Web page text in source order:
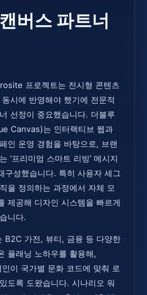
버스 파트너
프로젝트는 전시형 콘텐츠
시에 반영해야 했기에 전문적
선정이 중요했습니다. 더블루
Canvas)는 인터랙티브 웹과
인 운영 경험을 바탕으로, 브랜
‘프리미엄 스마트 리빙’ 메시지
구성했습니다. 특히 사용자 세그
을 정의하는 과정에서 자체 모
제공해 디자인 시스템을 빠르게
니다.
B2C 가전, 뷰티, 금융 등 다양한
플래닝 노하우를 활용해,
이 국가별 문화 코드에 맞춰 로
도록 도왔습니다. 시나리오 워